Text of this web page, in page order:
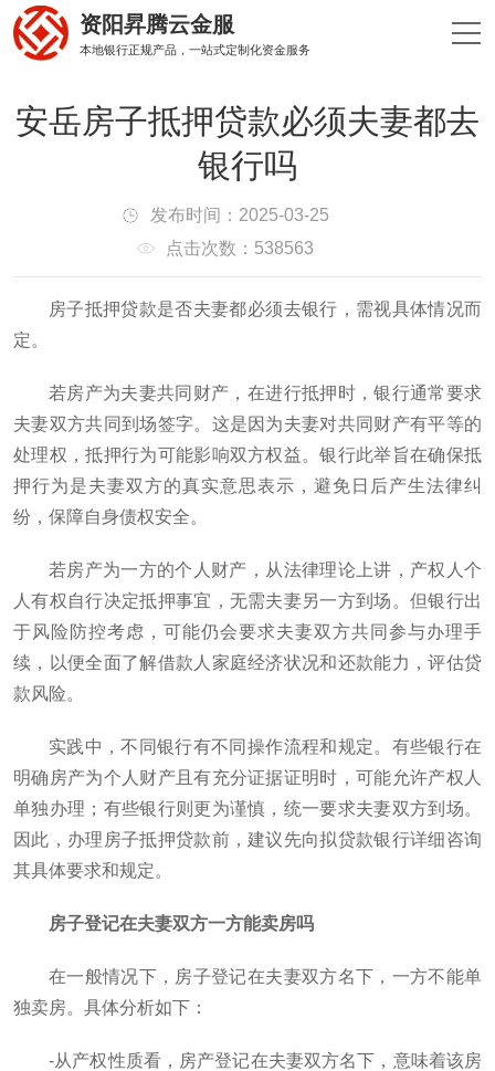
资阳昇腾云金服
本地银行正规产品，一站式定制化资金服务
安岳房子抵押贷款必须夫妻都去
银行吗
发布时间：2025-03-25
点击次数：538563
房子抵押贷款是否夫妻都必须去银行，需视具体情况而
定。
若房产为夫妻共同财产，在进行抵押时，银行通常要求
夫妻双方共同到场签字。这是因为夫妻对共同财产有平等的
处理权，抵押行为可能影响双方权益。银行此举旨在确保抵
押行为是夫妻双方的真实意思表示，避免日后产生法律纠
纷，保障自身债权安全。
若房产为一方的个人财产，从法律理论上讲，产权人个
人有权自行决定抵押事宜，无需夫妻另一方到场。但银行出
于风险防控考虑，可能仍会要求夫妻双方共同参与办理手
续，以便全面了解借款人家庭经济状况和还款能力，评估贷
款风险。
实践中，不同银行有不同操作流程和规定。有些银行在
明确房产为个人财产且有充分证据证明时，可能允许产权人
单独办理；有些银行则更为谨慎，统一要求夫妻双方到场。
因此，办理房子抵押贷款前，建议先向拟贷款银行详细咨询
其具体要求和规定。
房子登记在夫妻双方一方能卖房吗
在一般情况下，房子登记在夫妻双方名下，一方不能单
独卖房。具体分析如下：
-从产权性质看，房产登记在夫妻双方名下，意味着该房